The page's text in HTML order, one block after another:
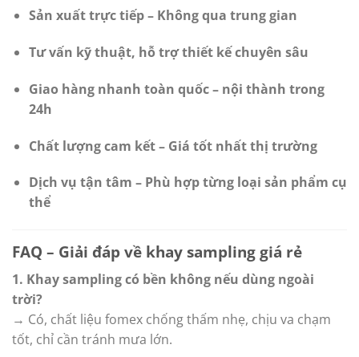
Sản xuất trực tiếp – Không qua trung gian
Tư vấn kỹ thuật, hỗ trợ thiết kế chuyên sâu
Giao hàng nhanh toàn quốc – nội thành trong
24h
Chất lượng cam kết – Giá tốt nhất thị trường
Dịch vụ tận tâm – Phù hợp từng loại sản phẩm cụ
thể
FAQ – Giải đáp về khay sampling giá rẻ
1. Khay sampling có bền không nếu dùng ngoài
trời?
→ Có, chất liệu fomex chống thấm nhẹ, chịu va chạm
tốt, chỉ cần tránh mưa lớn.